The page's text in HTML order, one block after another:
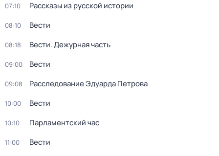
07:10 Рассказы из русской истории
08:10 Вести
08:18 Вести. Дежурная часть
09:00 Вести
09:08 Расследование Эдуарда Петрова
10:00 Вести
10:10 Парламентский час
11:00 Вести